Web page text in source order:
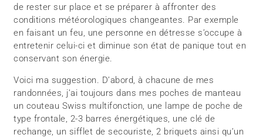
de rester sur place et se préparer à affronter des
conditions météorologiques changeantes. Par exemple
en faisant un feu, une personne en détresse s’occupe à
entretenir celui-ci et diminue son état de panique tout en
conservant son énergie.
Voici ma suggestion. D’abord, à chacune de mes
randonnées, j’ai toujours dans mes poches de manteau
un couteau Swiss multifonction, une lampe de poche de
type frontale, 2-3 barres énergétiques, une clé de
rechange, un sifflet de secouriste, 2 briquets ainsi qu’un